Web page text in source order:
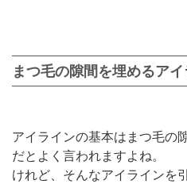
まつ毛の隙間を埋めるア
アイラインの基本はまつ毛の
だとよく言われますよね。
けれど、そんなアイラインを